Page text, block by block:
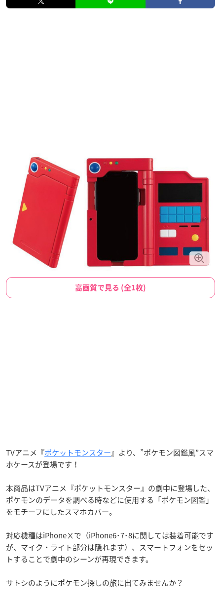
高画質で見る (全1枚)
TVアニメ『ポケットモンスター』より、”ポケモン図鑑風”スマ
ホケースが登場です！
本商品はTVアニメ『ポケットモンスター』の劇中に登場した、
ポケモンのデータを調べる時などに使用する「ポケモン図鑑」
をモチーフにしたスマホカバー。
対応機種はiPhoneⅩで（iPhone6･7･8に関しては装着可能です
が、マイク・ライト部分は隠れます）、スマートフォンをセッ
トすることで劇中のシーンが再現できます。
サトシのようにポケモン探しの旅に出てみませんか？